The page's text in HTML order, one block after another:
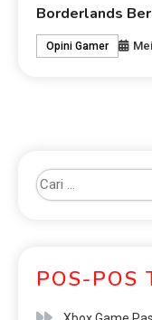
Borderlands
Opini Gamer
POS-POS